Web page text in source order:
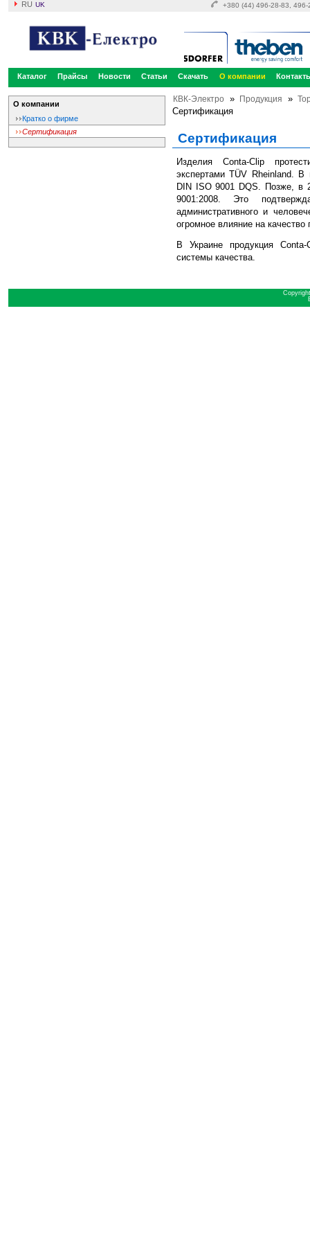
RU UK +380 (44) 496-28-83,
Каталог Прайсы Новости Статьи Скачать О компании
О компании
Кратко о фирме
Сертификация
КВК-Электро » Продукция »
Сертификация
Сертификация
Изделия Conta-Clip
экспертами TÜV Rheinland.
DIN ISO 9001 DQS. Позже,
9001:2008. Это
административного и
огромное влияние на качество
В Украине продукция
системы качества.